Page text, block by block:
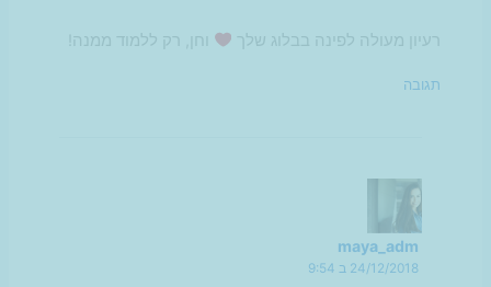
רעיון מעולה לפינה בבלוג שלך וחן, רק ללמוד ממנה!
תגובה
maya_adm
24/12/2018 ב 9:54